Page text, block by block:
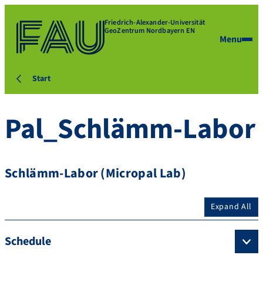
Friedrich-Alexander-Universität
GeoZentrum Nordbayern EN
Menu
Start
Pal_Schlämm-Labor
Schlämm-Labor (Micropal Lab)
Expand All
Schedule